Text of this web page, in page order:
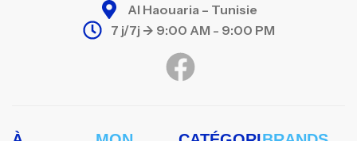
Al Haouaria – Tunisie
7 j/7j -> 9:00 AM - 9:00 PM